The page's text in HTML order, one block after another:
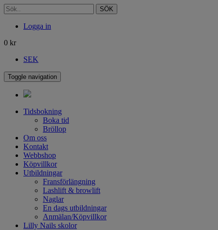
SÖK
Logga in
0 kr
SEK
Toggle navigation
Tidsbokning
Boka tid
Bröllop
Om oss
Kontakt
Webbshop
Köpvillkor
Utbildningar
Fransförlängning
Lashlift & browlift
Naglar
En dags utbildningar
Anmälan/Köpvillkor
Lilly Nails skolor